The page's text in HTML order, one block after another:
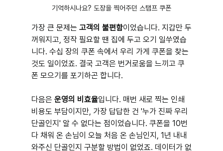
기억하시나요? 도장을 찍어주던 스탬프 쿠폰
가장 큰 문제는 고객의 불편함이었습니다. 지갑만 두
꺼워지고, 정작 필요할 땐 집에 두고 오기 일쑤였습
니다. 수십 장의 쿠폰 속에서 우리 가게 쿠폰을 찾는
것도 일이었죠. 결국 고객은 번거로움을 느끼고 쿠
폰 모으기를 포기하곤 합니다.
다음은 운영의 비효율입니다. 매번 새로 찍는 인쇄
비용도 부담이지만, 가장 답답한 건 '누가 진짜 우리
단골인지' 알 수 없다는 점이었습니다. 쿠폰을 10번
다 채워 온 손님이 오늘 처음 온 손님인지, 1년 내내
와주신 단골인지 구분할 방법이 없었죠. 데이터가 없